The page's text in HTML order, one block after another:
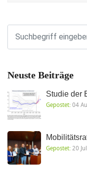
Neuste Beiträge
Studie der
Gepostet:04
Gepostet: 20